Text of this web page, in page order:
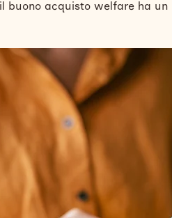
buono acquisto welfare ha